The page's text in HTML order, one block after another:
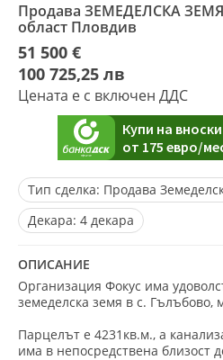
Продава ЗЕМЕДЕЛСКА
област Пловдив
51 500 €
100 725,25 лв
Цената е с включен ДДС
Тип сделка: Продава
Декара: 4 декара
ОПИСАНИЕ
Организация Фокус има
земеделска земя в с. Гълъбово,
Парцелът е 4231кв.м., а
има в непосредствена близост